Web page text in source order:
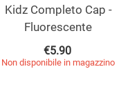
Kidz Completo Cap -
Fluorescente
€5.90
Non disponibile in magazzino